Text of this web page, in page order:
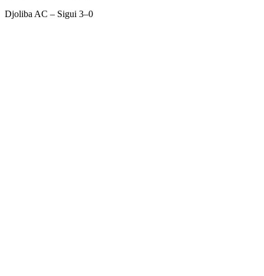
Djoliba AC – Sigui 3–0